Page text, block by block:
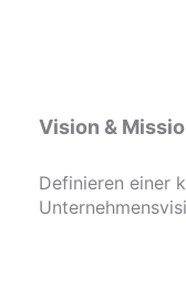
Vision &
Definieren einer